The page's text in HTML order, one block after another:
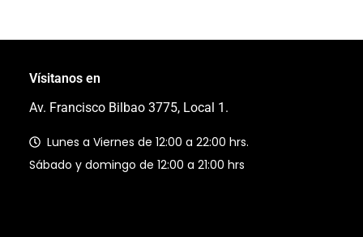
Vísitanos en
Av. Francisco Bilbao 3775, Local 1.
Lunes a Viernes de 12:00 a 22:00 hrs.
Sábado y domingo de 12:00 a 21:00 hrs